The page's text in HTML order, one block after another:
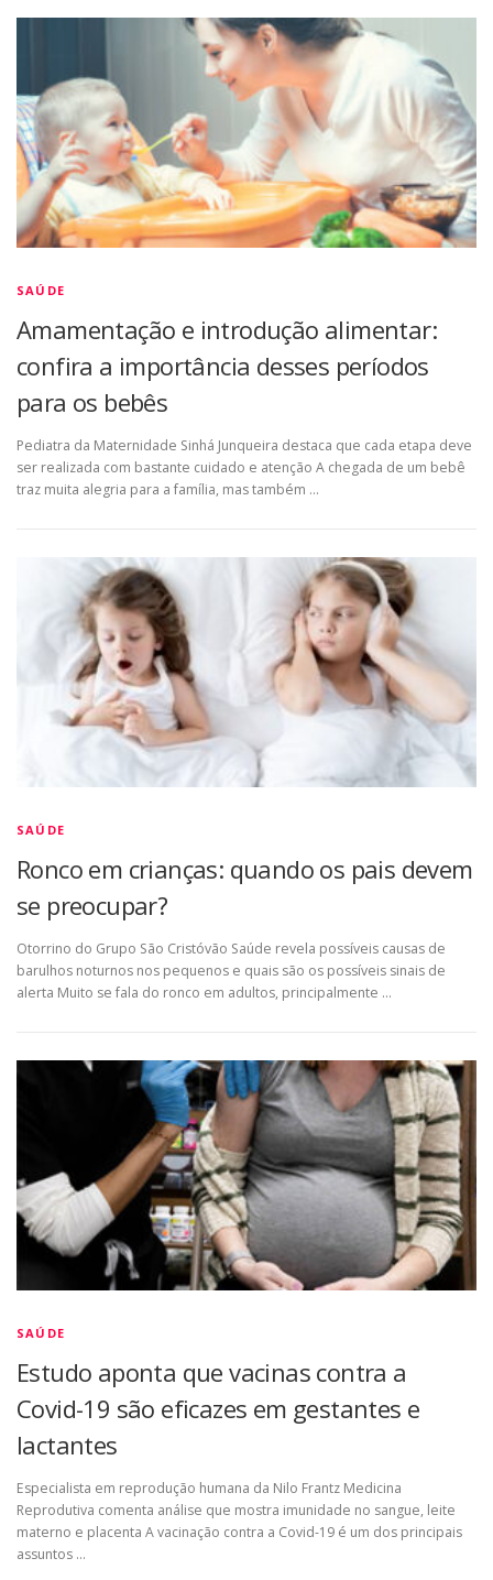
SAÚDE
Amamentação e introdução alimentar:
confira a importância desses períodos
para os bebês
Pediatra da Maternidade Sinhá Junqueira destaca que cada etapa deve
ser realizada com bastante cuidado e atenção A chegada de um bebê
traz muita alegria para a família, mas também …
SAÚDE
Ronco em crianças: quando os pais devem
se preocupar?
Otorrino do Grupo São Cristóvão Saúde revela possíveis causas de
barulhos noturnos nos pequenos e quais são os possíveis sinais de
alerta Muito se fala do ronco em adultos, principalmente …
SAÚDE
Estudo aponta que vacinas contra a
Covid-19 são eficazes em gestantes e
lactantes
Especialista em reprodução humana da Nilo Frantz Medicina
Reprodutiva comenta análise que mostra imunidade no sangue, leite
materno e placenta A vacinação contra a Covid-19 é um dos principais
assuntos …